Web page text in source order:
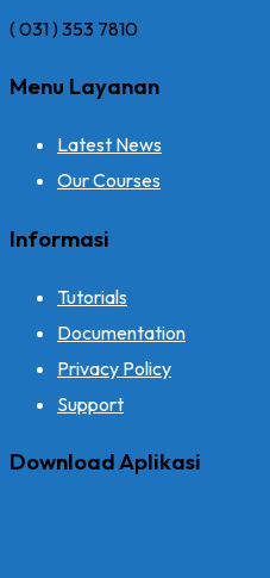
( 031 ) 353 7810
Menu Layanan
Latest News
Our Courses
Informasi
Tutorials
Documentation
Privacy Policy
Support
Download Aplikasi